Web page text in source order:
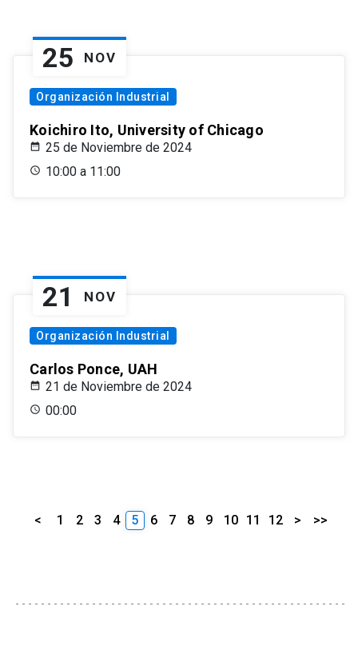
25 NOV
Organización Industrial
Koichiro Ito, University of Chicago
25 de Noviembre de 2024
10:00 a 11:00
21 NOV
Organización Industrial
Carlos Ponce, UAH
21 de Noviembre de 2024
00:00
< 1 2 3 4 5 6 7 8 9 10 11 12 > >>